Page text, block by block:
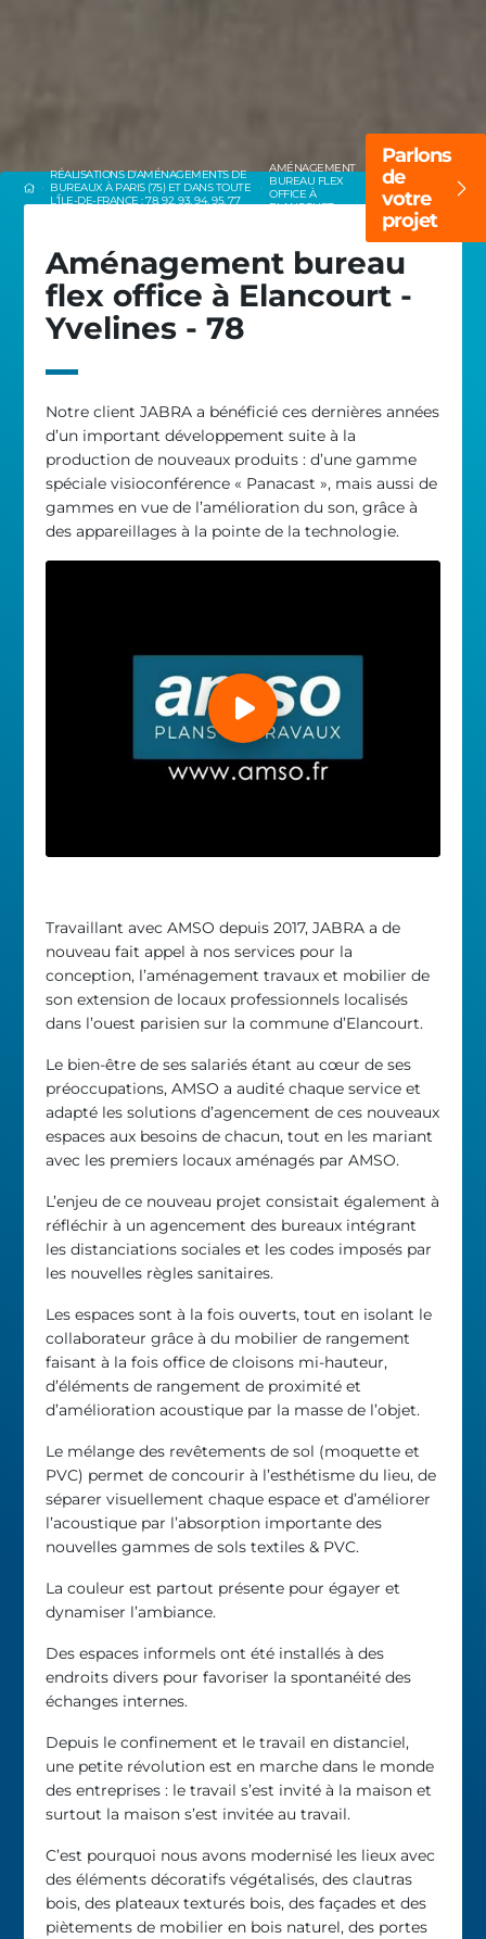
RÉALISATIONS D’AMÉNAGEMENTS DE
BUREAUX À PARIS (75) ET DANS TOUTE
L’ÎLE-DE-FRANCE : 78, 92, 93, 94, 95, 77
AMÉNAGEMENT
BUREAU FLEX
OFFICE À
ELANCOURT
Parlons
de
votre
projet
Aménagement bureau
flex office à Elancourt -
Yvelines - 78
Notre client JABRA a bénéficié ces dernières années
d’un important développement suite à la
production de nouveaux produits : d’une gamme
spéciale visioconférence « Panacast », mais aussi de
gammes en vue de l’amélioration du son, grâce à
des appareillages à la pointe de la technologie.
Travaillant avec AMSO depuis 2017, JABRA a de
nouveau fait appel à nos services pour la
conception, l’aménagement travaux et mobilier de
son extension de locaux professionnels localisés
dans l’ouest parisien sur la commune d’Elancourt.
Le bien-être de ses salariés étant au cœur de ses
préoccupations, AMSO a audité chaque service et
adapté les solutions d’agencement de ces nouveaux
espaces aux besoins de chacun, tout en les mariant
avec les premiers locaux aménagés par AMSO.
L’enjeu de ce nouveau projet consistait également à
réfléchir à un agencement des bureaux intégrant
les distanciations sociales et les codes imposés par
les nouvelles règles sanitaires.
Les espaces sont à la fois ouverts, tout en isolant le
collaborateur grâce à du mobilier de rangement
faisant à la fois office de cloisons mi-hauteur,
d’éléments de rangement de proximité et
d’amélioration acoustique par la masse de l’objet.
Le mélange des revêtements de sol (moquette et
PVC) permet de concourir à l’esthétisme du lieu, de
séparer visuellement chaque espace et d’améliorer
l’acoustique par l’absorption importante des
nouvelles gammes de sols textiles & PVC.
La couleur est partout présente pour égayer et
dynamiser l’ambiance.
Des espaces informels ont été installés à des
endroits divers pour favoriser la spontanéité des
échanges internes.
Depuis le confinement et le travail en distanciel,
une petite révolution est en marche dans le monde
des entreprises : le travail s’est invité à la maison et
surtout la maison s’est invitée au travail.
C’est pourquoi nous avons modernisé les lieux avec
des éléments décoratifs végétalisés, des clautras
bois, des plateaux texturés bois, des façades et des
piètements de mobilier en bois naturel, des portes